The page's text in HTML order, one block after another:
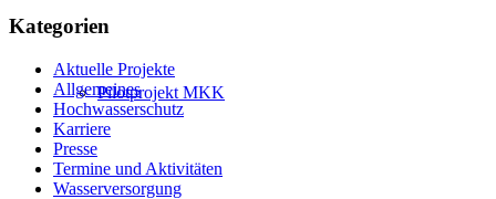
Pilotprojekt MKK
Kategorien
Aktuelle Projekte
Allgemeines
Hochwasserschutz
Karriere
Presse
Termine und Aktivitäten
Wasserversorgung